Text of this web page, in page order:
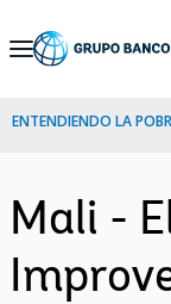
Skip
Navigation
ENTENDIENDO LA
Mali -